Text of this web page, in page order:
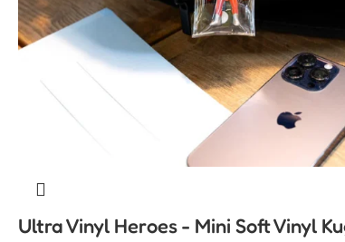
Ultra Vinyl Heroes - Mini Soft Vinyl